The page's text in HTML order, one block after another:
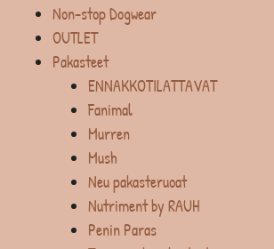
Non-stop Dogwear
OUTLET
Pakasteet
ENNAKKOTILATTAVAT
Fanimal
Murren
Mush
Neu pakasteruoat
Nutriment by RAUH
Penin Paras